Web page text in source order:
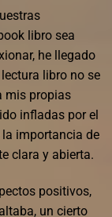
libro sea
he llegado
libro no se
mis propias
infladas por el
importancia de
clara y abierta.
positivos,
un cierto